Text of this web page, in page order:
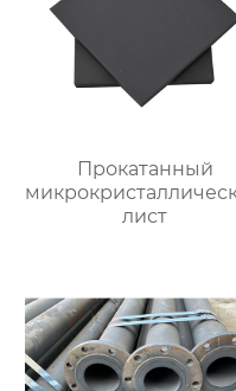
Прокатанный
лист